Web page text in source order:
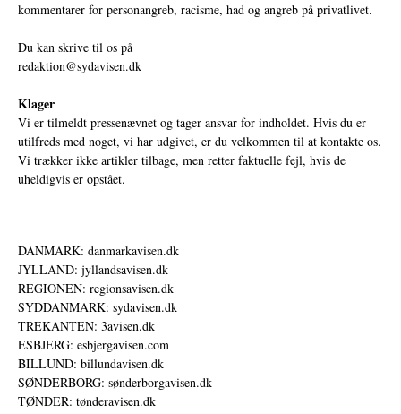
kommentarer for personangreb, racisme, had og angreb på privatlivet.
Du kan skrive til os på
redaktion@sydavisen.dk
Klager
Vi er tilmeldt pressenævnet og tager ansvar for indholdet. Hvis du er
utilfreds med noget, vi har udgivet, er du velkommen til at kontakte os.
Vi trækker ikke artikler tilbage, men retter faktuelle fejl, hvis de
uheldigvis er opstået.
DANMARK: danmarkavisen.dk
JYLLAND: jyllandsavisen.dk
REGIONEN: regionsavisen.dk
SYDDANMARK: sydavisen.dk
TREKANTEN: 3avisen.dk
ESBJERG: esbjergavisen.com
BILLUND: billundavisen.dk
SØNDERBORG: sønderborgavisen.dk
TØNDER: tønderavisen.dk